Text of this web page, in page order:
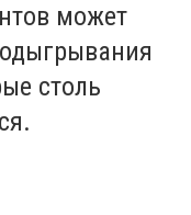
может
столь